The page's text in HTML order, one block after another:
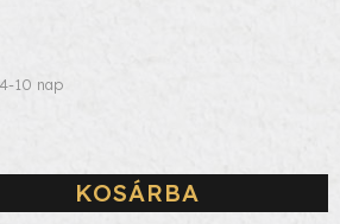
10 nap
KOSÁRBA